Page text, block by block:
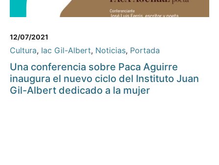
12/07/2021
Cultura, Iac Gil-Albert, Noticias, Portada
Una conferencia sobre Paca Aguirre
inaugura el nuevo ciclo del Instituto Juan
Gil-Albert dedicado a la mujer